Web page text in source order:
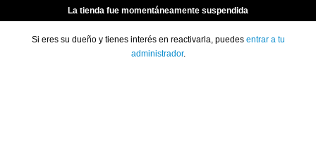
La tienda fue momentáneamente suspendida
Si eres su dueño y tienes interés en reactivarla, puedes entrar a tu
administrador.